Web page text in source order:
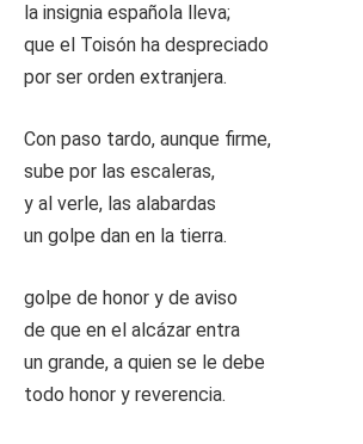
la insignia española lleva;
que el Toisón ha despreciado
por ser orden extranjera.
Con paso tardo, aunque firme,
sube por las escaleras,
y al verle, las alabardas
un golpe dan en la tierra.
golpe de honor y de aviso
de que en el alcázar entra
un grande, a quien se le debe
todo honor y reverencia.